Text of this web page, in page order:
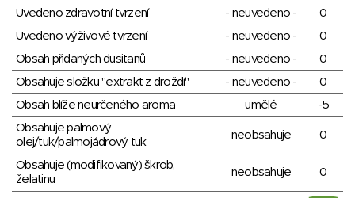
Uvedeno zdravotní tvrzení
- neuvedeno -
0
Uvedeno výživové tvrzení
- neuvedeno -
0
Obsah přidaných dusitanů
- neuvedeno -
0
Obsahuje složku "extrakt z droždí"
- neuvedeno -
0
Obsah blíže neurčeného aroma
umělé
-5
Obsahuje palmový
olej/tuk/palmojádrový tuk
neobsahuje 0
Obsahuje (modifikovaný) škrob,
želatinu
neobsahuje 0